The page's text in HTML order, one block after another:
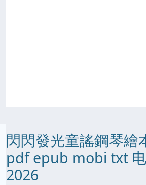
閃閃發光童謠鋼琴繪
pdf epub mobi txt
2026